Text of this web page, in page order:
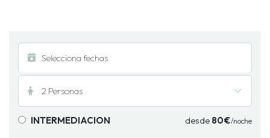
2 Personas
INTERMEDIACION desde 80€/noche